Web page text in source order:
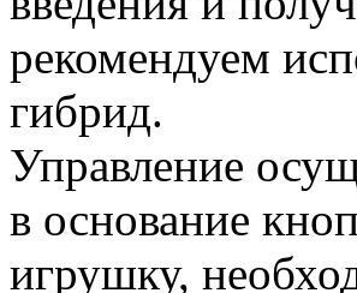
рекомендуем
гибрид.
Управление
в основание
игрушку,